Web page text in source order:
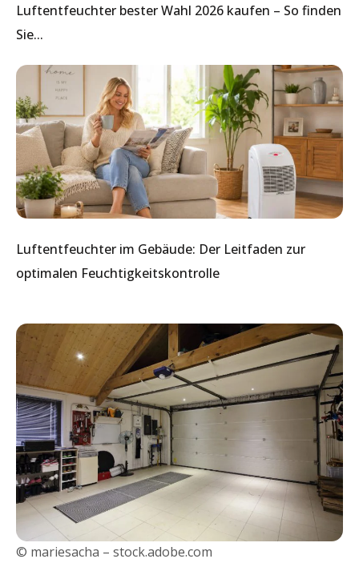
© mariesacha – stock.adobe.com
Luftentfeuchter bester Wahl 2026 kaufen – So finden
Sie...
Luftentfeuchter im Gebäude: Der Leitfaden zur
optimalen Feuchtigkeitskontrolle